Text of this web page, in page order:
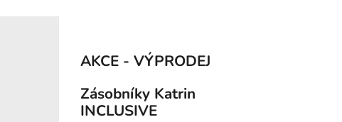
Přeskočit
kategorie
AKCE - VÝPRODEJ
Zásobníky Katrin
INCLUSIVE